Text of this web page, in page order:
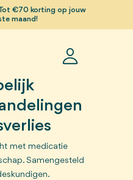
€70 korting op jouw
maand!
met medicatie
Samengesteld